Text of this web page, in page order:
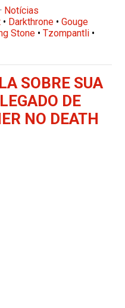
· Notícias
• Darkthrone •Gouge
Stone •Tzompantli •
SOBRE SUA
DE
NO DEATH